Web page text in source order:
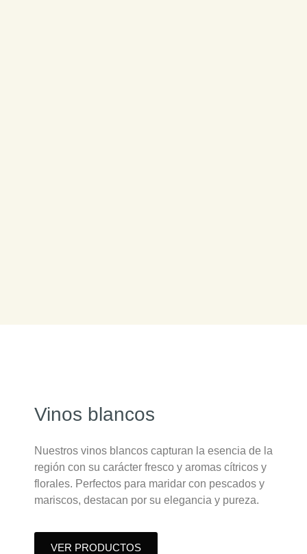
Vinos blancos
Nuestros vinos blancos capturan la esencia de la
región con su carácter fresco y aromas cítricos y
florales. Perfectos para maridar con pescados y
mariscos, destacan por su elegancia y pureza.
VER PRODUCTOS